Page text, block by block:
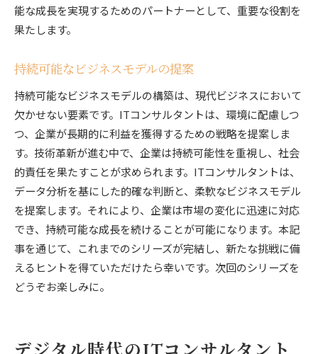
能な成長を実現するためのパートナーとして、重要な役割を
果たします。
持続可能なビジネスモデルの提案
持続可能なビジネスモデルの構築は、現代ビジネスにおいて
欠かせない要素です。ITコンサルタントは、環境に配慮しつ
つ、企業が長期的に利益を獲得するための戦略を提案しま
す。技術革新が進む中で、企業は持続可能性を重視し、社会
的責任を果たすことが求められます。ITコンサルタントは、
データ分析を基にした的確な判断と、柔軟なビジネスモデル
を提案します。それにより、企業は市場の変化に迅速に対応
でき、持続可能な成長を続けることが可能になります。本記
事を通じて、これまでのシリーズが完結し、新たな挑戦に備
えるヒントを得ていただけたら幸いです。次回のシリーズを
どうぞお楽しみに。